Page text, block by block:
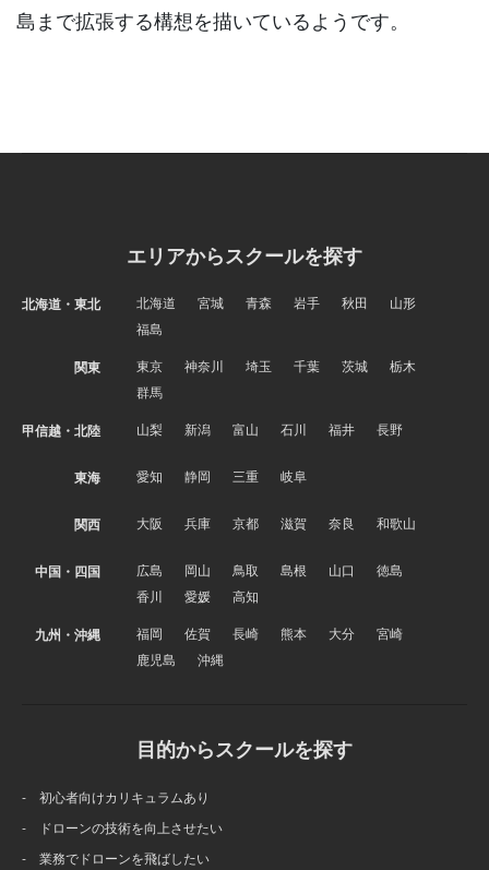
島まで拡張する構想を描いているようです。
エリアからスクールを探す
北海道・東北 北海道 宮城 青森 岩手 秋田
山形
福島
関東 東京 神奈川 埼玉 千葉 茨城
栃木
群馬
甲信越・北陸 山梨 新潟 富山 石川 福井 長野
東海 愛知 静岡 三重 岐阜
関西 大阪 兵庫 京都 滋賀 奈良 和歌山
中国・四国 広島 岡山 鳥取 島根 山口
徳島
香川
愛媛 高知
九州・沖縄 福岡 佐賀 長崎 熊本 大分
宮崎
鹿児島
沖縄
目的からスクールを探す
- 初心者向けカリキュラムあり
- ドローンの技術を向上させたい
- 業務でドローンを飛ばしたい